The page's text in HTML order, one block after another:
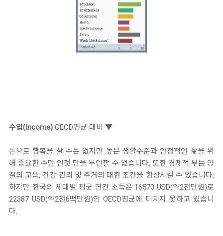
수입(Income) OECD평균 대비 ▼
돈으로 행복을 살 수는 없지만 높은 생활수준과 안정적인 삶을 위
해 중요한 수단 인것 만을 부인할 수 없습니다. 또한 경제적 부는 양
질의 교육, 건강 관리 및 주거의 대한 조건을 향상시킬 수 있습니다.
하지만 한국의 세대별 평균 연간 소득은 16570 USD(약2천만원)로
22387 USD(약2천6백만원)인 OECD평균에 미치지 못하고 있습니
다.